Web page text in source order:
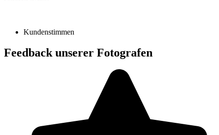
Kundenstimmen
Feedback unserer Fotografen